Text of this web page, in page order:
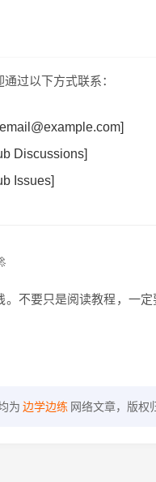
过以下方式联系：
Discussions]
Issues]
不要只是阅读教程，一
为 边学边练 网络文章，版权